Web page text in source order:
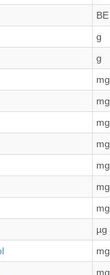
BE
g
g
mg
mg
mg
mg
mg
mg
mg
µg
mg
mg